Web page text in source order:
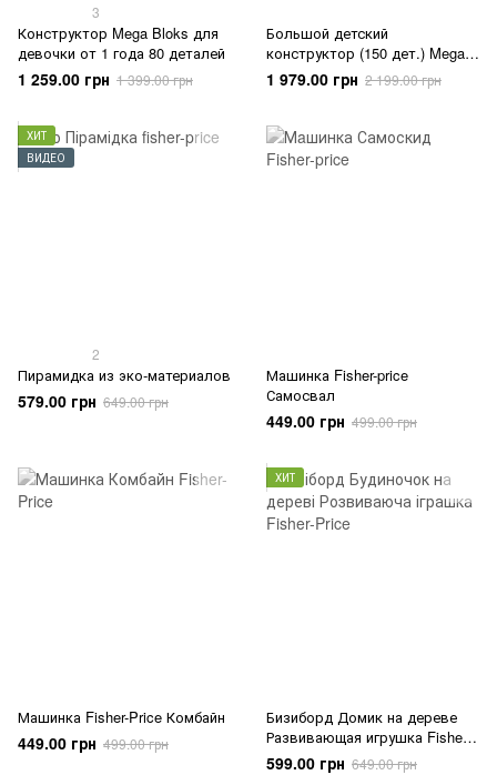
3
Конструктор Mega Bloks для
девочки от 1 года 80 деталей
1 259.00 грн 1 399.00 грн
Большой детский
конструктор (150 дет.) Mega
Bloks
1 979.00 грн 2 199.00 грн
ХИТ
ВИДЕО
2
Пирамидка из эко-материалов
579.00 грн 649.00 грн
Машинка Fisher-price
Самосвал
449.00 грн 499.00 грн
Машинка Fisher-Price Комбайн
449.00 грн 499.00 грн
ХИТ
Бизиборд Домик на дереве
Развивающая игрушка Fisher-
Price
599.00 грн 649.00 грн